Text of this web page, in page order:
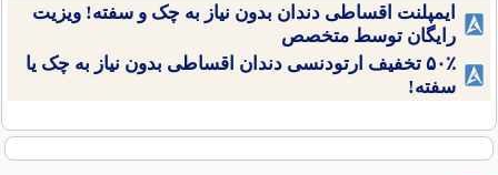
ایمپلنت اقساطی دندان بدون نیاز به چک و سفته! ویزیت
رایگان توسط متخصص
۵۰٪ تخفیف ارتودنسی دندان اقساطی بدون نیاز به چک یا
سفته!